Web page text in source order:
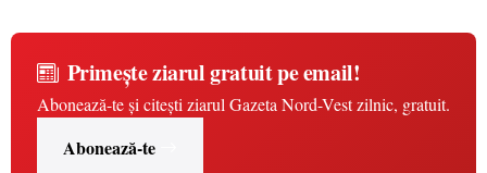
Primește ziarul gratuit pe email!
Abonează-te și citești ziarul Gazeta Nord-Vest zilnic, gratuit.
Abonează-te